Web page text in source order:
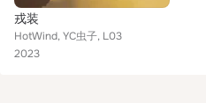
戎装
HotWind, YC虫子, L03
2023